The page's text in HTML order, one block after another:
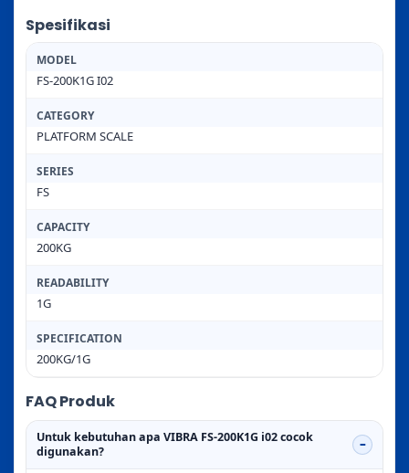
Spesifikasi
MODEL
FS-200K1G I02
CATEGORY
PLATFORM SCALE
SERIES
FS
CAPACITY
200KG
READABILITY
1G
SPECIFICATION
200KG/1G
FAQ Produk
Untuk kebutuhan apa VIBRA FS-200K1G i02 cocok
digunakan?